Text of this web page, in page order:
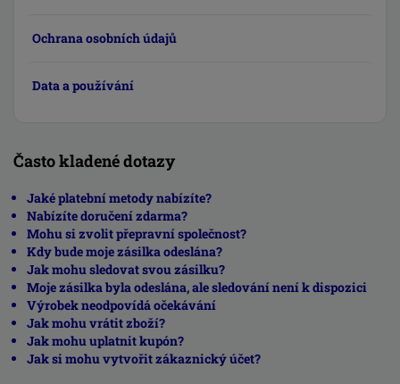
Ochrana osobních údajů
Data a používání
Často kladené dotazy
Jaké platební metody nabízíte?
Nabízíte doručení zdarma?
Mohu si zvolit přepravní společnost?
Kdy bude moje zásilka odeslána?
Jak mohu sledovat svou zásilku?
Moje zásilka byla odeslána, ale sledování není k dispozici
Výrobek neodpovídá očekávání
Jak mohu vrátit zboží?
Jak mohu uplatnit kupón?
Jak si mohu vytvořit zákaznický účet?